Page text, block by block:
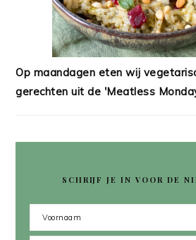
Op maandagen eten wij
gerechten uit de 'Meatless
SCHRIJF JE IN VOOR DE